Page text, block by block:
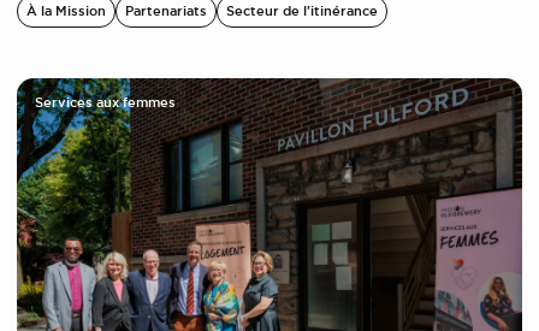
À la Mission
Partenariats Secteur de l'itinérance
Services aux femmes